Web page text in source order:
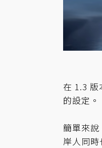
在 1.3
的設定。
簡單來
岸人同